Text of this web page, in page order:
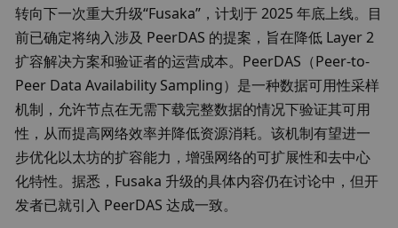
转向下一次重大升级“Fusaka”，计划于 2025 年底上线。目
前已确定将纳入涉及 PeerDAS 的提案，旨在降低 Layer 2
扩容解决方案和验证者的运营成本。PeerDAS（Peer-to-
Peer Data Availability Sampling）是一种数据可用性采样
机制，允许节点在无需下载完整数据的情况下验证其可用
性，从而提高网络效率并降低资源消耗。该机制有望进一
步优化以太坊的扩容能力，增强网络的可扩展性和去中心
化特性。据悉，Fusaka 升级的具体内容仍在讨论中，但开
发者已就引入 PeerDAS 达成一致。